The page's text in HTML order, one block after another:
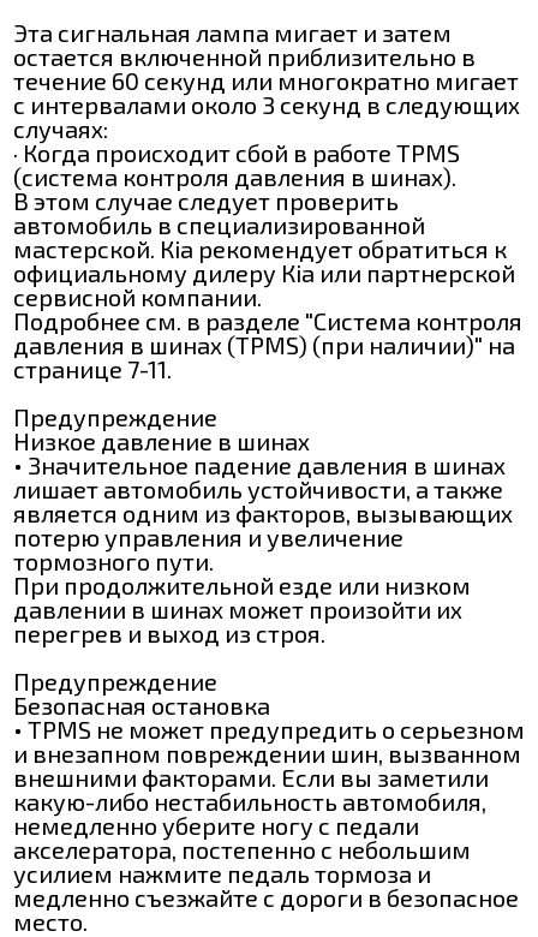
Эта сигнальная лампа мигает и затем
остается включенной приблизительно в
течение 60 секунд или многократно мигает
с интервалами около 3 секунд в следующих
случаях:
· Когда происходит сбой в работе ТРМЅ
(система контроля давления в шинах).
В этом случае следует проверить
автомобиль в специализированной
мастерской. Кіа рекомендует обратиться к
официальному дилеру Кіа или партнерской
сервисной компании.
Подробнее см. в разделе "Система контроля
давления в шинах (ТРМЅ) (при наличии)" на
странице 7-11.
Предупреждение
Низкое давление в шинах
• Значительное падение давления в шинах
лишает автомобиль устойчивости, а также
является одним из факторов, вызывающих
потерю управления и увеличение
тормозного пути.
При продолжительной езде или низком
давлении в шинах может произойти их
перегрев и выход из строя.
Предупреждение
Безопасная остановка
• ТРМЅ не может предупредить о серьезном
и внезапном повреждении шин, вызванном
внешними факторами. Если вы заметили
какую-либо нестабильность автомобиля,
немедленно уберите ногу с педали
акселератора, постепенно с небольшим
усилием нажмите педаль тормоза и
медленно съезжайте с дороги в безопасное
место.